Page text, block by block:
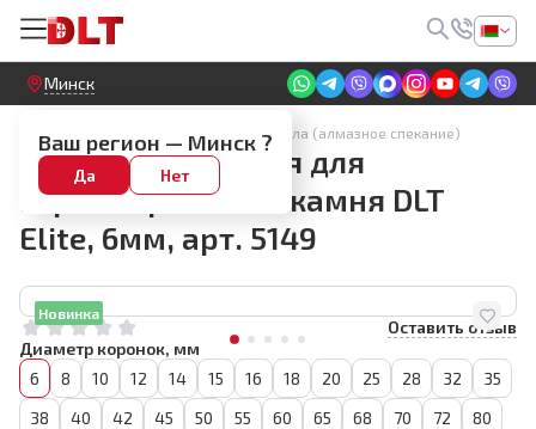
Круглосуточный! Прием заявок на сайте
Минск
Ваш регион — Минск ?
Да Нет
Алмазные коронки для плитки и стекла (алмазное спекание)
Коронка алмазная для
керамогранита и камня DLT
Elite, 6мм, арт. 5149
Новинка
Оставить отзыв
Диаметр коронок, мм
6
8 10 12 14 15 16 18 20 25 28 32
35
38
40 42 45 50 55 60 65 68 70 72
80